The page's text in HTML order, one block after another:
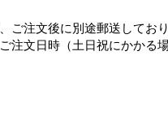
ご注文後に別途郵送しており
注文日時（土日祝にかかる